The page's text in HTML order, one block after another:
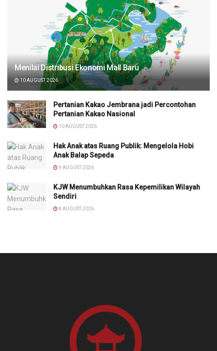
Menilai Distribusi Ekonomi Mall Baru
10 AUGUST 2026
Pertanian Kakao Jembrana jadi Percontohan
Pertanian Kakao Nasional
10 AUGUST 2026
Hak Anak atas Ruang Publik: Mengelola Hobi
Anak Balap Sepeda
9 AUGUST 2026
KJW Menumbuhkan Rasa Kepemilikan Wilayah
Sendiri
8 AUGUST 2026